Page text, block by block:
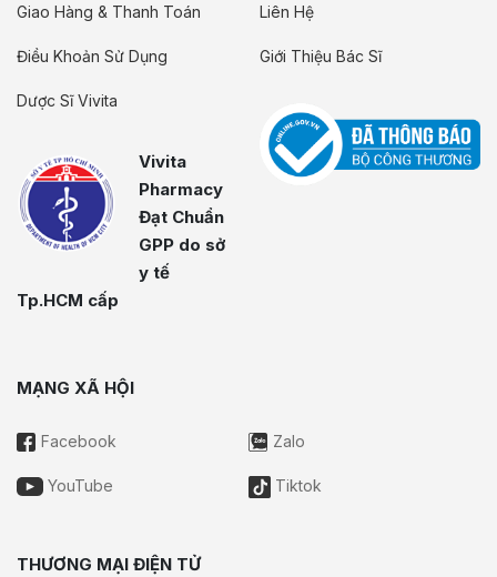
Giao Hàng & Thanh Toán
Điều Khoản Sử Dụng
Dược Sĩ Vivita
Vivita
Pharmacy
Đạt Chuẩn
GPP do sở
y tế
Tp.HCM cấp
Liên Hệ
Giới Thiệu Bác Sĩ
MẠNG XÃ HỘI
Facebook Zalo
YouTube Tiktok
THƯƠNG MẠI ĐIỆN TỬ